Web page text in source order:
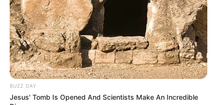
und die prunkvoll ausgestattete Münsterkirche.
Residenzschloss Rastatt(4 mal gewählt)
Der mit prunkvollen Barock- und
Rokokosälen ausgestattete Prunkbau in
Rastattgehört zu den am besten
erhaltenen Barockschlössern von Baden-Württemberg.
Hohenzollernschloss Sigmaringen (4 mal
BUZZ DAY
Jesus' Tomb Is Opened And Scientists Make An Incredible